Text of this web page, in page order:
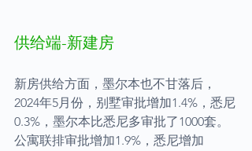
供给端-新建房
新房供给方面，墨尔本也不甘落后，
2024年5月份，别墅审批增加1.4%，悉尼
0.3%，墨尔本比悉尼多审批了1000套。
公寓联排审批增加1.9%，悉尼增加